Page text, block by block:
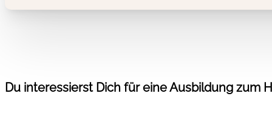
Du interessierst Dich für eine Ausbildung zum